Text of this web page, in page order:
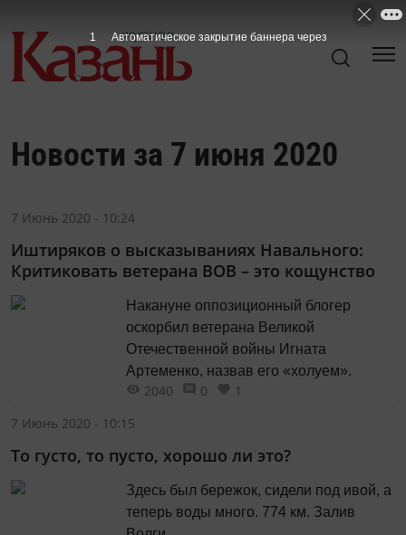
Новости за 7 июня 2020
7 Июнь 2020 - 10:24
Иштиряков о высказываниях Навального:
Критиковать ветерана ВОВ – это кощунство
Накануне оппозиционный блогер
оскорбил ветерана Великой
Отечественной войны Игната
Артеменко, назвав его «холуем».
2040 0
1
7 Июнь 2020 - 10:15
То густо, то пусто, хорошо ли это?
Здесь был бережок, сидели под ивой, а
теперь воды много. 774 км. Залив